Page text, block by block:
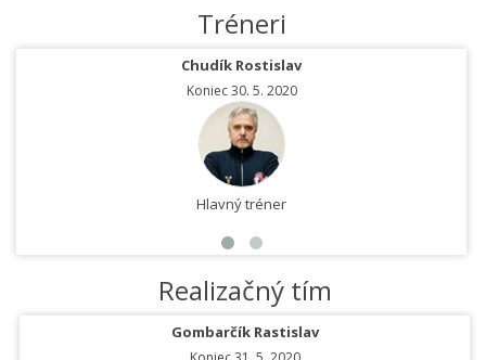
Tréneri
Chudík Rostislav
Koniec 30. 5. 2020
Hlavný tréner
Realizačný tím
Gombarčík Rastislav